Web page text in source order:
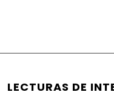
LECTURAS DE